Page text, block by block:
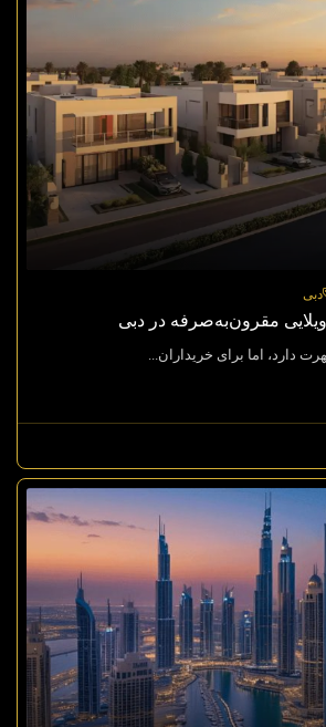
دبی
مقرون‌به‌صرفه در دبی
دارد، اما برای خریداران...